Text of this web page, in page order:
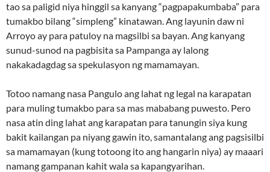
tao sa paligid niya hinggil sa kanyang “pagpapakumbaba” para
tumakbo bilang “simpleng” kinatawan. Ang layunin daw ni
Arroyo ay para patuloy na magsilbi sa bayan. Ang kanyang
sunud-sunod na pagbisita sa Pampanga ay lalong
nakakadagdag sa spekulasyon ng mamamayan.
Totoo namang nasa Pangulo ang lahat ng legal na karapatan
para muling tumakbo para sa mas mababang puwesto. Pero
nasa atin ding lahat ang karapatan para tanungin siya kung
bakit kailangan pa niyang gawin ito, samantalang ang pagsisilbi
sa mamamayan (kung totoong ito ang hangarin niya) ay maaari
namang gampanan kahit wala sa kapangyarihan.